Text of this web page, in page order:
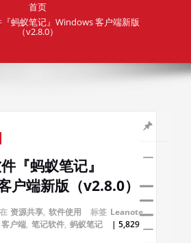
首页
蚂蚁笔记』Windows 客户端新版
（v2.8.0）
『蚂蚁笔记』
户端新版（v2.8.0）
在 资源共享, 软件使用 标签 Leanote,
客户端, 笔记软件, 蚂蚁笔记
| 5,829